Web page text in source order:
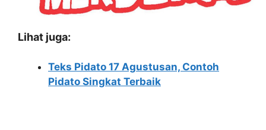
Lihat juga:
Teks Pidato 17 Agustusan, Contoh
Pidato Singkat Terbaik